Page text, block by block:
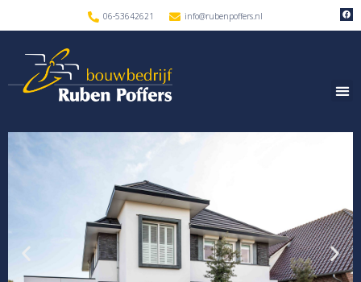
06-53642621 info@rubenpoffers.nl